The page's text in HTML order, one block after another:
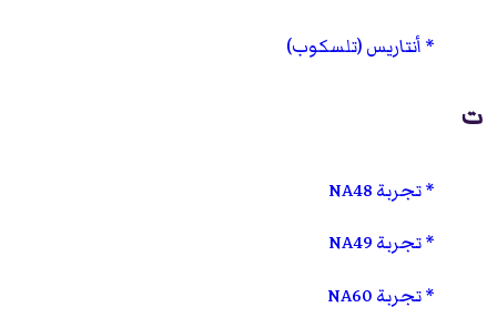
أنتاريس (تلسكوب)
ت
تجربة NA48
تجربة NA49
تجربة NA60